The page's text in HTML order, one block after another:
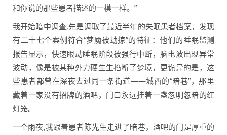
和你说的那些患者描述的一模一样。”
我开始暗中调查,先是调取了最近半年的失眠患者档案，发现
有二十七个案例符合“梦魇被劫掠”的特征：他们的睡眠监测
报告显示，快速眼动睡眠阶段被强行中断，脑电波出现异常
波动，像是被某种外力硬生生掐断了梦境，更诡异的是，这
些患者都曾在深夜去过同一条街道——城西的“暗巷”，那里
藏着一家没有招牌的酒吧，门口永远挂着一盏忽明忽暗的红
灯笼。
一个雨夜,我跟着患者陈先生走进了暗巷，酒吧的门是厚重的